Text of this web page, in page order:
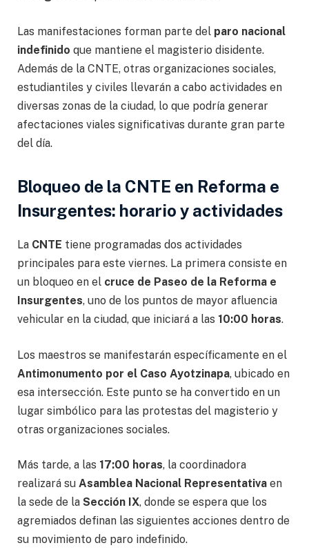
Las manifestaciones forman parte del paro nacional
indefinido que mantiene el magisterio disidente.
Además de la CNTE, otras organizaciones sociales,
estudiantiles y civiles llevarán a cabo actividades en
diversas zonas de la ciudad, lo que podría generar
afectaciones viales significativas durante gran parte
del día.
Bloqueo de la CNTE en Reforma e
Insurgentes: horario y actividades
La CNTE tiene programadas dos actividades
principales para este viernes. La primera consiste en
un bloqueo en el cruce de Paseo de la Reforma e
Insurgentes, uno de los puntos de mayor afluencia
vehicular en la ciudad, que iniciará a las 10:00 horas.
Los maestros se manifestarán específicamente en el
Antimonumento por el Caso Ayotzinapa, ubicado en
esa intersección. Este punto se ha convertido en un
lugar simbólico para las protestas del magisterio y
otras organizaciones sociales.
Más tarde, a las 17:00 horas, la coordinadora
realizará su Asamblea Nacional Representativa en
la sede de la Sección IX, donde se espera que los
agremiados definan las siguientes acciones dentro de
su movimiento de paro indefinido.